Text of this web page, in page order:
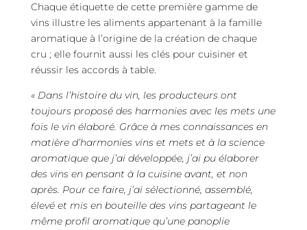
Chaque étiquette de cette première gamme de
vins illustre les aliments appartenant à la famille
aromatique à l’origine de la création de chaque
cru ; elle fournit aussi les clés pour cuisiner et
réussir les accords à table.
« Dans l’histoire du vin, les producteurs ont
toujours proposé des harmonies avec les mets une
fois le vin élaboré. Grâce à mes connaissances en
matière d’harmonies vins et mets et à la science
aromatique que j’ai développée, j’ai pu élaborer
des vins en pensant à la cuisine avant, et non
après. Pour ce faire, j’ai sélectionné, assemblé,
élevé et mis en bouteille des vins partageant le
même profil aromatique qu’une panoplie